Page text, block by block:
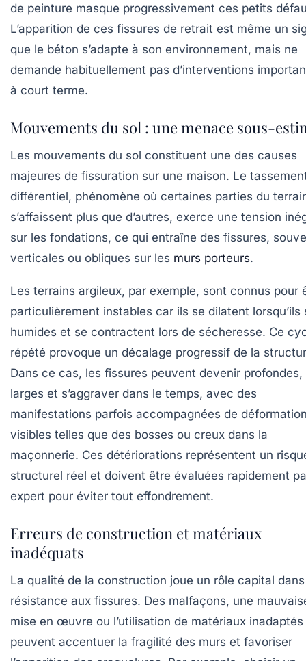
de peinture masque progressivement ces petits
L’apparition de ces fissures de retrait est même un
que le béton s’adapte à son environnement, mais ne
demande habituellement pas d’interventions
à court terme.
Mouvements du sol : une menace sous-
Les mouvements du sol constituent une des causes
majeures de fissuration sur une maison. Le
différentiel, phénomène où certaines parties du
s’affaissent plus que d’autres, exerce une tension
sur les fondations, ce qui entraîne des fissures,
verticales ou obliques sur les murs porteurs.
Les terrains argileux, par exemple, sont connus pour
particulièrement instables car ils se dilatent lorsqu’ils
humides et se contractent lors de sécheresse. Ce
répété provoque un décalage progressif de la
Dans ce cas, les fissures peuvent devenir profondes,
larges et s’aggraver dans le temps, avec des
manifestations parfois accompagnées de
visibles telles que des bosses ou creux dans la
maçonnerie. Ces détériorations représentent un
structurel réel et doivent être évaluées rapidement
expert pour éviter tout effondrement.
Erreurs de construction et matériaux
inadéquats
La qualité de la construction joue un rôle capital
résistance aux fissures. Des malfaçons, une
mise en œuvre ou l’utilisation de matériaux inadaptés
peuvent accentuer la fragilité des murs et favoriser